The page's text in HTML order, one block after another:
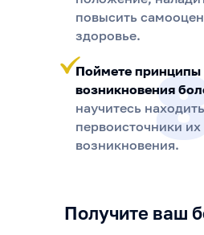
повысить
здоровье.
Поймете принципы
возникновения
научитесь находить
первоисточники их
возникновения.
Получите ваш